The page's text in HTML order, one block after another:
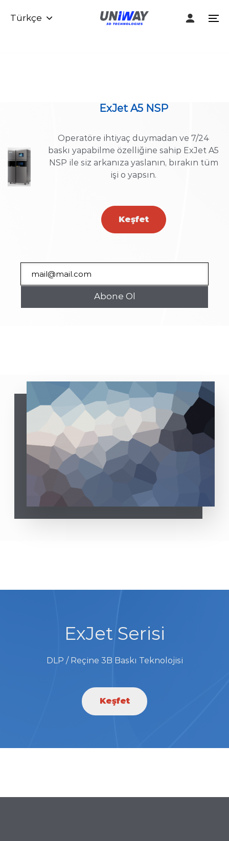
linksTürkçe
ExJet A5 NSP
Operatöre ihtiyaç duymadan ve 7/24
baskı yapabilme özelliğine sahip ExJet A5
NSP ile siz arkanıza yaslanın, bırakın tüm
işi o yapsın.
Keşfet
Abone Ol
ExJet Serisi
DLP / Reçine 3B Baskı Teknolojisi
Keşfet